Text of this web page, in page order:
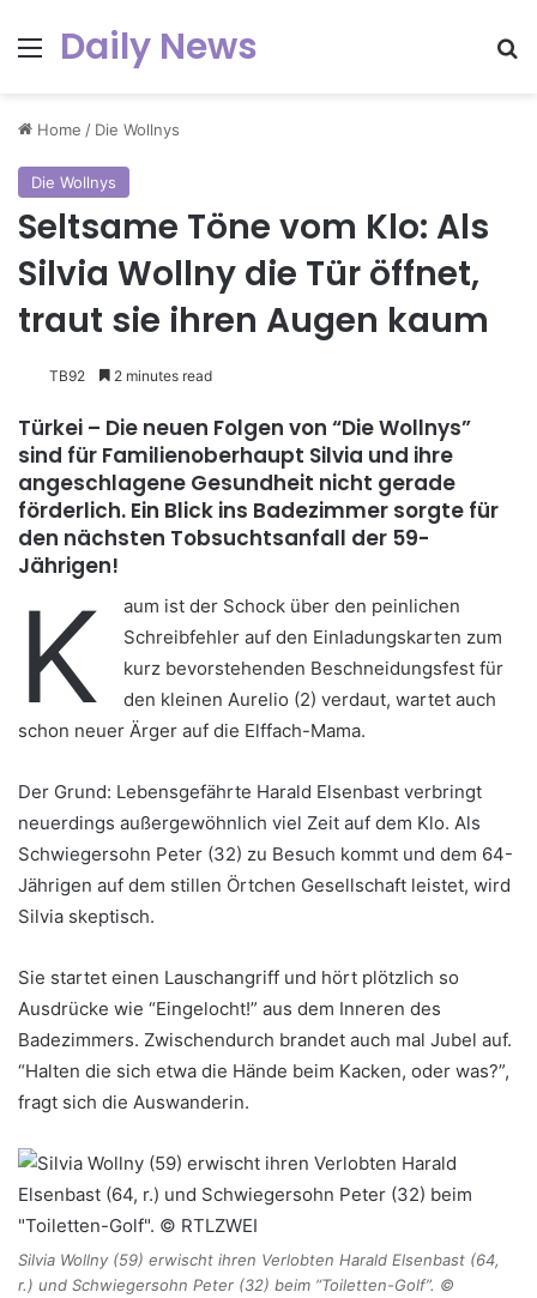
Menu
Daily News
Home / Die Wollnys
Die Wollnys
Seltsame Töne vom Klo: Als
Silvia Wollny die Tür öffnet,
traut sie ihren Augen kaum
TB92 2 minutes read
Türkei – Die neuen Folgen von “Die Wollnys”
sind für Familienoberhaupt Silvia und ihre
angeschlagene Gesundheit nicht gerade
förderlich. Ein Blick ins Badezimmer sorgte für
den nächsten Tobsuchtsanfall der 59-
Jährigen!
K
aum ist der Schock über den peinlichen
Schreibfehler auf den Einladungskarten zum
kurz bevorstehenden Beschneidungsfest für
den kleinen Aurelio (2) verdaut, wartet auch
schon neuer Ärger auf die Elffach-Mama.
Der Grund: Lebensgefährte Harald Elsenbast verbringt
neuerdings außergewöhnlich viel Zeit auf dem Klo. Als
Schwiegersohn Peter (32) zu Besuch kommt und dem 64-
Jährigen auf dem stillen Örtchen Gesellschaft leistet, wird
Silvia skeptisch.
Sie startet einen Lauschangriff und hört plötzlich so
Ausdrücke wie “Eingelocht!” aus dem Inneren des
Badezimmers. Zwischendurch brandet auch mal Jubel auf.
“Halten die sich etwa die Hände beim Kacken, oder was?”,
fragt sich die Auswanderin.
Silvia Wollny (59) erwischt ihren Verlobten Harald Elsenbast (64,
r.) und Schwiegersohn Peter (32) beim “Toiletten-Golf”. ©